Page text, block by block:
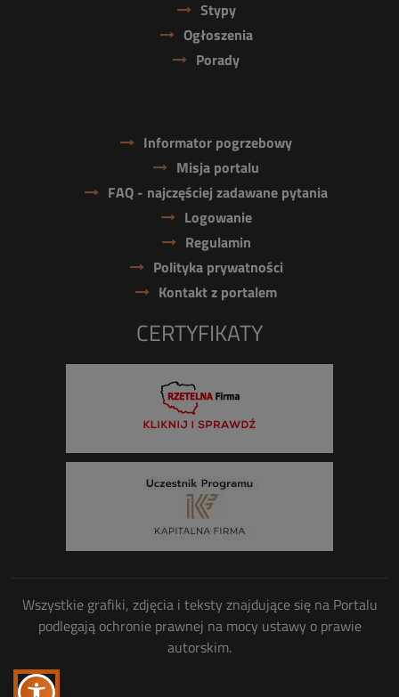
Stypy
Ogłoszenia
Porady
Informator pogrzebowy
Misja portalu
FAQ - najczęściej zadawane pytania
Logowanie
Regulamin
Polityka prywatności
Kontakt z portalem
CERTYFIKATY
Wszystkie grafiki, zdjęcia i teksty znajdujące się na Portalu
podlegają ochronie prawnej na mocy ustawy o prawie
autorskim.